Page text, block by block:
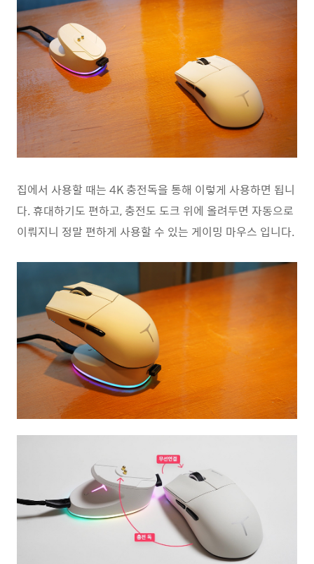
집에서 사용할 때는 4K 충전독을 통해 이렇게 사용하면 됩니
다. 휴대하기도 편하고, 충전도 도크 위에 올려두면 자동으로
이뤄지니 정말 편하게 사용할 수 있는 게이밍 마우스 입니다.